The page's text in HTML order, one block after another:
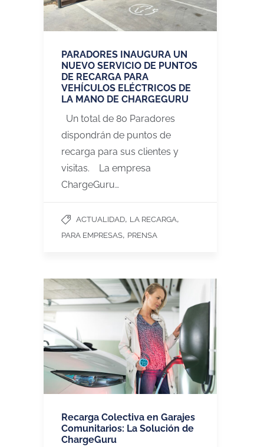
PARADORES INAUGURA UN
NUEVO SERVICIO DE PUNTOS
DE RECARGA PARA
VEHÍCULOS ELÉCTRICOS DE
LA MANO DE CHARGEGURU
Un total de 80 Paradores
dispondrán de puntos de
recarga para sus clientes y
visitas. La empresa
ChargeGuru…
ACTUALIDAD, LA RECARGA,
PARA EMPRESAS, PRENSA
Recarga Colectiva en Garajes
Comunitarios: La Solución de
ChargeGuru